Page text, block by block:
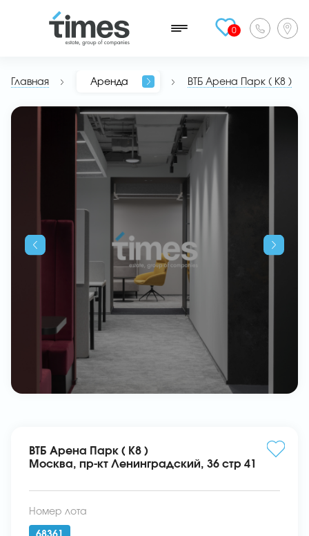
0
Главная Аренда ВТБ Арена Парк ( К8 )
ВТБ Арена Парк ( К8 )
Москва, пр-кт Ленинградский, 36 стр 41
Номер лота